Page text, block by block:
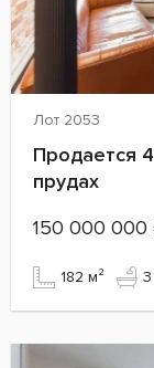
Лот 2053
Продается
прудах
150 000 000
182 м² 3